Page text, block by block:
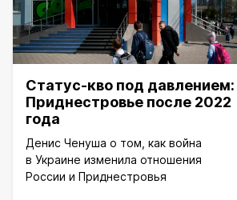
Статус-кво под давлением:
Приднестровье после 2022
года
Денис Ченуша о том, как война
в Украине изменила отношения
России и Приднестровья